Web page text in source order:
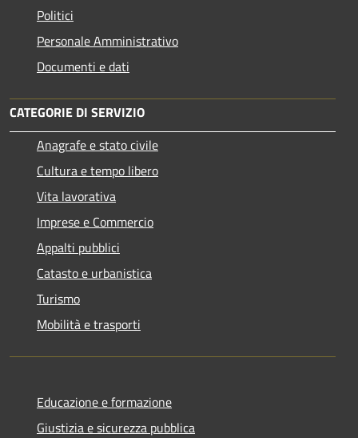
Politici
Personale Amministrativo
Documenti e dati
CATEGORIE DI SERVIZIO
Anagrafe e stato civile
Cultura e tempo libero
Vita lavorativa
Imprese e Commercio
Appalti pubblici
Catasto e urbanistica
Turismo
Mobilità e trasporti
Educazione e formazione
Giustizia e sicurezza pubblica